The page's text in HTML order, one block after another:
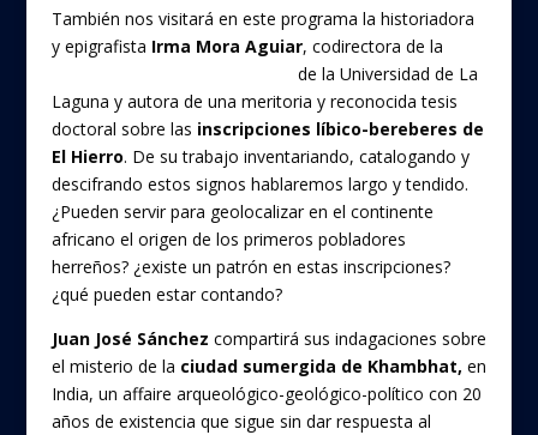
También nos visitará en este programa la historiadora
y epigrafista Irma Mora Aguiar, codirectora de la
de la Universidad de La
Laguna y autora de una meritoria y reconocida tesis
doctoral sobre las inscripciones líbico-bereberes de
El Hierro. De su trabajo inventariando, catalogando y
descifrando estos signos hablaremos largo y tendido.
¿Pueden servir para geolocalizar en el continente
africano el origen de los primeros pobladores
herreños? ¿existe un patrón en estas inscripciones?
¿qué pueden estar contando?
Juan José Sánchez compartirá sus indagaciones sobre
el misterio de la ciudad sumergida de Khambhat, en
India, un affaire arqueológico-geológico-político con 20
años de existencia que sigue sin dar respuesta al